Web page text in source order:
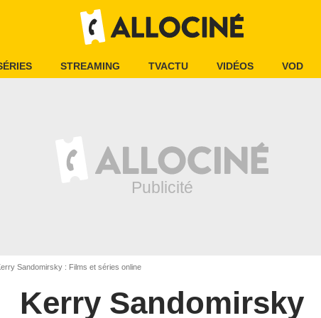
STREAMING TVACTU VIDÉOS VOD
Sandomirsky : Films et séries online
Kerry Sandomirsky